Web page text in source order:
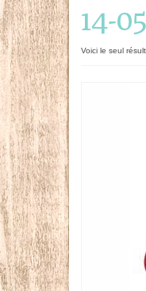
14-
Voici le seul